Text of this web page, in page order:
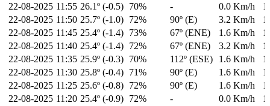
22-08-2025 11:55 26.1º (-0.5) 70% - 0.0 Km/h
22-08-2025 11:50 25.7º (-1.0) 72% 90º (E) 3.2 Km/h
22-08-2025 11:45 25.4º (-1.4) 73% 67º (ENE) 1.6 Km/h
22-08-2025 11:40 25.4º (-1.4) 72% 67º (ENE) 3.2 Km/h
22-08-2025 11:35 25.9º (-0.3) 70% 112º (ESE) 1.6 Km/h
22-08-2025 11:30 25.8º (-0.4) 71% 90º (E) 1.6 Km/h
22-08-2025 11:25 25.6º (-0.8) 72% 90º (E) 1.6 Km/h
22-08-2025 11:20 25.4º (-0.9) 72% - 0.0 Km/h